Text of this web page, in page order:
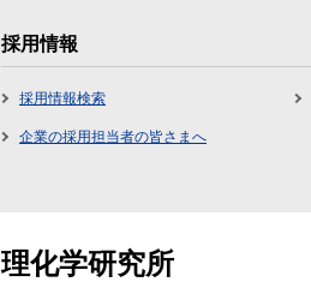
採用情報
採用情報検索
企業の採用担当者の皆さまへ
理化学研究所